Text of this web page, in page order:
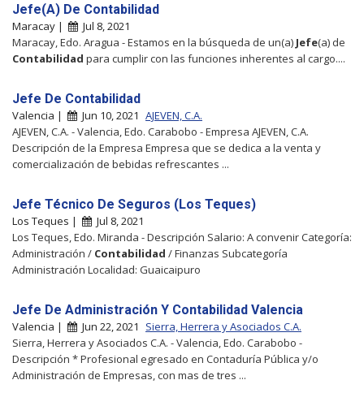
Jefe(A) De Contabilidad
Maracay |
Jul 8, 2021
Maracay, Edo. Aragua - Estamos en la búsqueda de un(a) Jefe(a) de
Contabilidad para cumplir con las funciones inherentes al cargo....
Jefe De Contabilidad
Valencia | Jun 10, 2021 AJEVEN, C.A.
AJEVEN, C.A. - Valencia, Edo. Carabobo - Empresa AJEVEN, C.A.
Descripción de la Empresa Empresa que se dedica a la venta y
comercialización de bebidas refrescantes ...
Jefe Técnico De Seguros (Los Teques)
Los Teques |
Jul 8, 2021
Los Teques, Edo. Miranda - Descripción Salario: A convenir Categoría:
Administración / Contabilidad / Finanzas Subcategoría
Administración Localidad: Guaicaipuro
Jefe De Administración Y Contabilidad Valencia
Valencia | Jun 22, 2021
Sierra, Herrera y Asociados C.A.
Sierra, Herrera y Asociados C.A. - Valencia, Edo. Carabobo -
Descripción * Profesional egresado en Contaduría Pública y/o
Administración de Empresas, con mas de tres ...